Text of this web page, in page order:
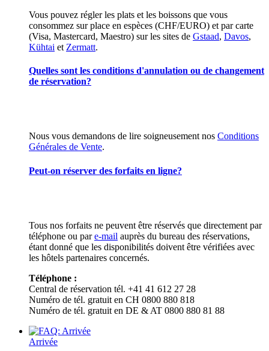
Vous pouvez régler les plats et les boissons que vous
consommez sur place en espèces (CHF/EURO) et par carte
(Visa, Mastercard, Maestro) sur les sites de Gstaad, Davos,
Kühtai et Zermatt.
Quelles sont les conditions d'annulation ou de changement
de réservation?
Nous vous demandons de lire soigneusement nos Conditions
Générales de Vente.
Peut-on réserver des forfaits en ligne?
Tous nos forfaits ne peuvent être réservés que directement par
téléphone ou pare-mail auprès du bureau des réservations,
étant donné que les disponibilités doivent être vérifiées avec
les hôtels partenaires concernés.
Téléphone :
Central de réservation tél. +41 41 612 27 28
Numéro de tél. gratuit en CH 0800 880 818
Numéro de tél. gratuit en DE & AT 0800 880 81 88
Arrivée